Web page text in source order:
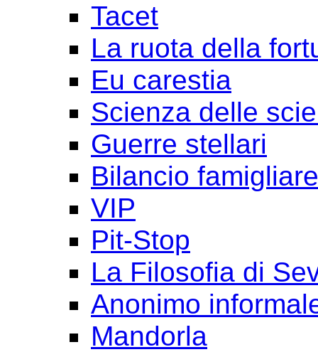
Tacet
La ruota della
Eu carestia
Scienza delle
Guerre stellari
Bilancio famigliare
VIP
Pit-Stop
La Filosofia di
Anonimo
Mandorla